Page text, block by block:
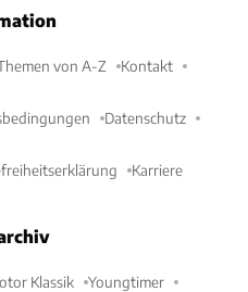
von A-Z Kontakt
Datenschutz
Karriere
Klassik Youngtimer